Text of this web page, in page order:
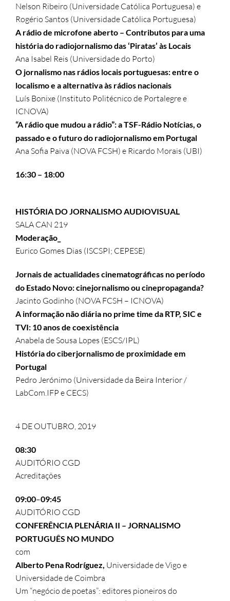
Nelson Ribeiro (Universidade Católica Portuguesa) e
Rogério Santos (Universidade Católica Portuguesa)
A rádio de microfone aberto – Contributos para uma
história do radiojornalismo das ‘Piratas’ às Locais
Ana Isabel Reis (Universidade do Porto)
O jornalismo nas rádios locais portuguesas: entre o
localismo e a alternativa às rádios nacionais
Luís Bonixe (Instituto Politécnico de Portalegre e
ICNOVA)
“A rádio que mudou a rádio”: a TSF-Rádio Notícias, o
passado e o futuro do radiojornalismo em Portugal
Ana Sofia Paiva (NOVA FCSH) e Ricardo Morais (UBI)
16:30 – 18:00
HISTÓRIA DO JORNALISMO AUDIOVISUAL
SALA CAN 219
Moderação_
Eurico Gomes Dias (ISCSPI; CEPESE)
Jornais de actualidades cinematográficas no período
do Estado Novo: cinejornalismo ou cinepropaganda?
Jacinto Godinho (NOVA FCSH – ICNOVA)
A informação não diária no prime time da RTP, SIC e
TVI: 10 anos de coexistência
Anabela de Sousa Lopes (ESCS/IPL)
História do ciberjornalismo de proximidade em
Portugal
Pedro Jerónimo (Universidade da Beira Interior /
LabCom.IFP e CECS)
4 DE OUTUBRO, 2019
08:30
AUDITÓRIO CGD
Acreditações
09:00–09:45
AUDITÓRIO CGD
CONFERÊNCIA PLENÁRIA II – JORNALISMO
PORTUGUÊS NO MUNDO
com
Alberto Pena Rodríguez, Universidade de Vigo e
Universidade de Coimbra
Um “negócio de poetas”: editores pioneiros do